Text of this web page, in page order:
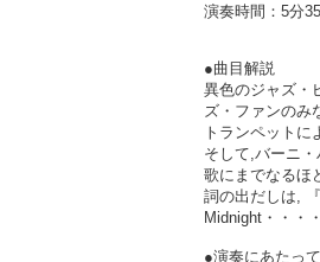
演奏時間：5分
●曲目解説
異色のジャズ・
ズ・ファンのみ
トランペットに
そして,バーニ
歌にまでなるほ
詞の出だしは,
Midnight・・・
●演奏にあたって